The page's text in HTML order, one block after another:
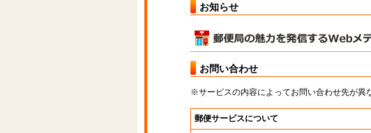
お知らせ
お問い合わせ
※サービスの内容によってお問い合わせ先が異
郵便サービスについて